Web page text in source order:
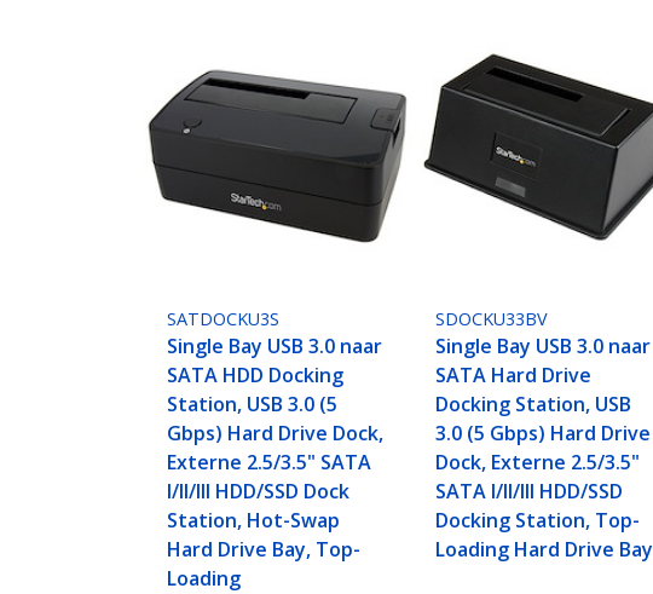
SATDOCKU3S
Single Bay USB 3.0 naar
SATA HDD Docking
Station, USB 3.0 (5
Gbps) Hard Drive Dock,
Externe 2.5/3.5" SATA
I/II/III HDD/SSD Dock
Station, Hot-Swap
Hard Drive Bay, Top-
Loading
SDOCKU33BV
Single Bay USB 3.0 naar
SATA Hard Drive
Docking Station, USB
3.0 (5 Gbps) Hard Drive
Dock, Externe 2.5/3.5"
SATA I/II/III HDD/SSD
Docking Station, Top-
Loading Hard Drive Bay